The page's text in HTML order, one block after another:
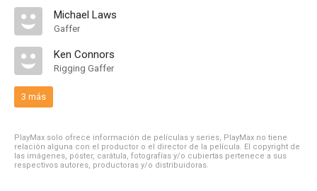
Michael Laws
Gaffer
Ken Connors
Rigging Gaffer
3 más
PlayMax solo ofrece información de películas y series, PlayMax no tiene
relación alguna con el productor o el director de la película. El copyright de
las imágenes, póster, carátula, fotografías y/o cubiertas pertenece a sus
respectivos autores, productoras y/o distribuidoras.